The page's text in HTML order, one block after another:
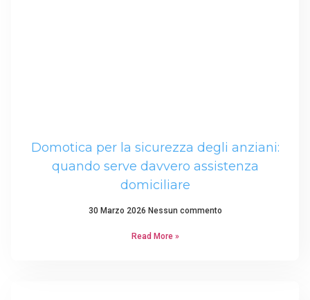
Domotica per la sicurezza degli anziani:
quando serve davvero assistenza
domiciliare
30 Marzo 2026 Nessun commento
Read More »